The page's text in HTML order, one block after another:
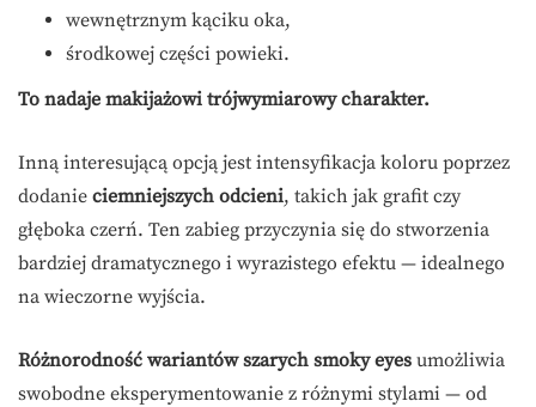
wewnętrznym kąciku oka,
środkowej części powieki.
To nadaje makijażowi trójwymiarowy charakter.
Inną interesującą opcją jest intensyfikacja koloru poprzez
dodanie ciemniejszych odcieni, takich jak grafit czy
głęboka czerń. Ten zabieg przyczynia się do stworzenia
bardziej dramatycznego i wyrazistego efektu — idealnego
na wieczorne wyjścia.
Różnorodność wariantów szarych smoky eyes umożliwia
swobodne eksperymentowanie z różnymi stylami — od